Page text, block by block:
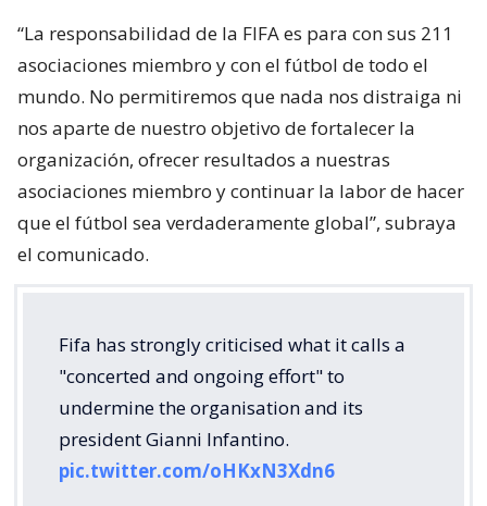
“La responsabilidad de la FIFA es para con sus 211
asociaciones miembro y con el fútbol de todo el
mundo. No permitiremos que nada nos distraiga ni
nos aparte de nuestro objetivo de fortalecer la
organización, ofrecer resultados a nuestras
asociaciones miembro y continuar la labor de hacer
que el fútbol sea verdaderamente global”, subraya
el comunicado.
Fifa has strongly criticised what it calls a
"concerted and ongoing effort" to
undermine the organisation and its
president Gianni Infantino.
pic.twitter.com/oHKxN3Xdn6